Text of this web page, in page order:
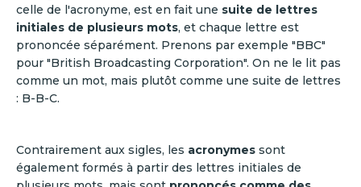
celle de l'acronyme, est en fait une suite de lettres
initiales de plusieurs mots, et chaque lettre est
prononcée séparément. Prenons par exemple "BBC"
pour "British Broadcasting Corporation". On ne le lit pas
comme un mot, mais plutôt comme une suite de lettres
: B-B-C.
Contrairement aux sigles, les acronymes sont
également formés à partir des lettres initiales de